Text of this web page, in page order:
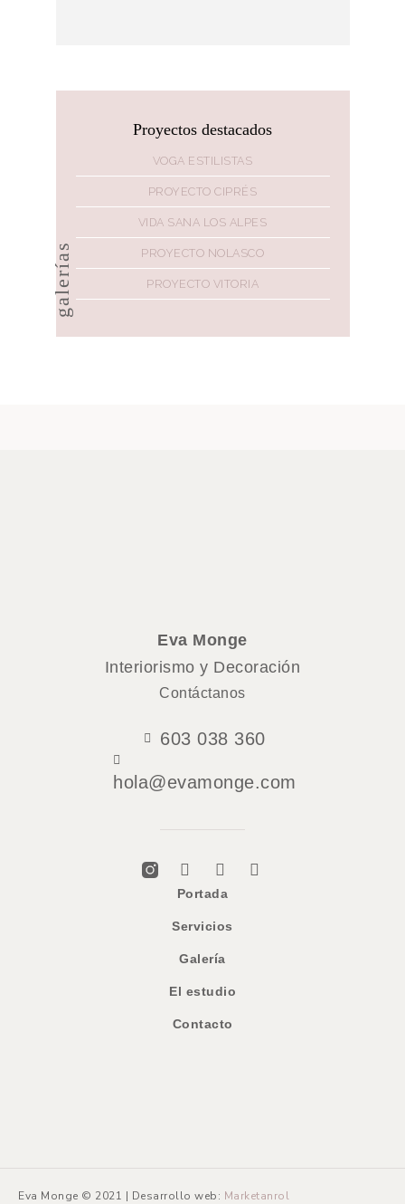
galerías
Proyectos destacados
VOGA ESTILISTAS
PROYECTO CIPRÉS
VIDA SANA LOS ALPES
PROYECTO NOLASCO
PROYECTO VITORIA
Eva Monge
Interiorismo y Decoración
Contáctanos
603 038 360
hola@evamonge.com
Portada
Servicios
Galería
El estudio
Contacto
Eva Monge © 2021 | Desarrollo web: Marketanrol